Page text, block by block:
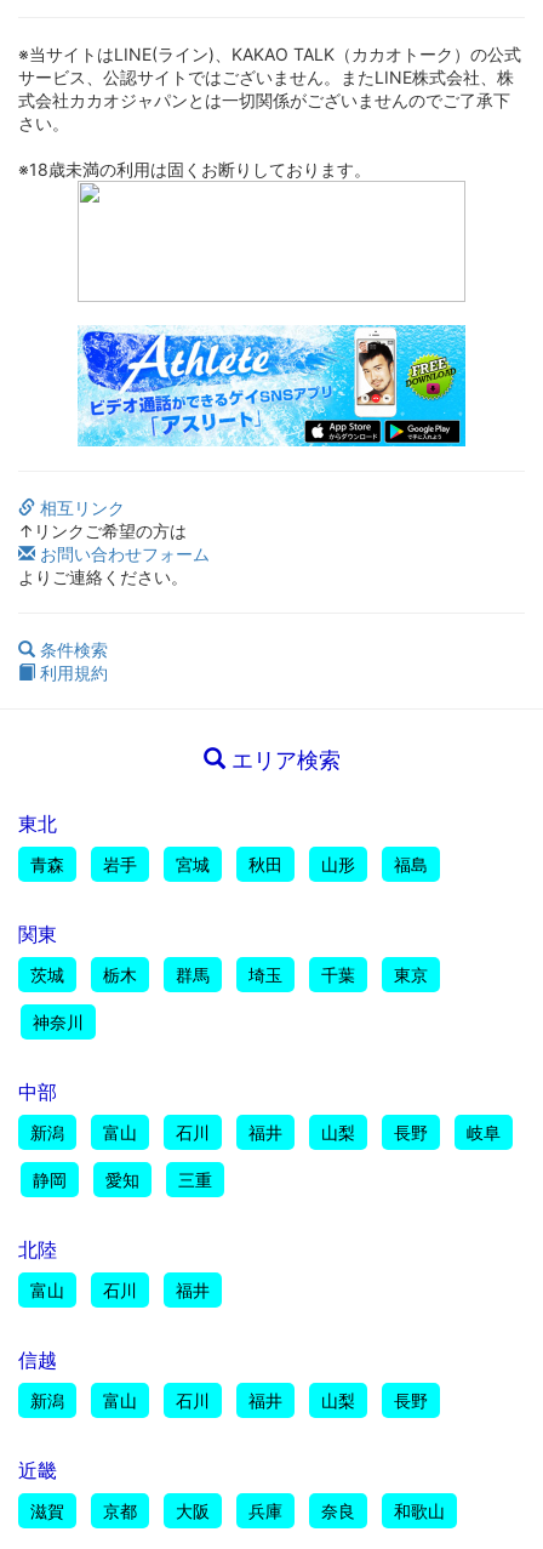
※当サイトはLINE(ライン)、KAKAO TALK（カカオトーク）の公式
サービス、公認サイトではございません。またLINE株式会社、株
式会社カカオジャパンとは一切関係がございませんのでご了承下
さい。
※18歳未満の利用は固くお断りしております。
相互リンク
↑リンクご希望の方は
お問い合わせフォーム
よりご連絡ください。
条件検索
利用規約
エリア検索
東北
青森 岩手 宮城 秋田 山形 福島
関東
茨城 栃木 群馬 埼玉 千葉 東京
神奈川
中部
新潟 富山 石川 福井 山梨 長野 岐阜
静岡 愛知 三重
北陸
富山 石川 福井
信越
新潟 富山 石川 福井 山梨 長野
近畿
滋賀 京都 大阪 兵庫 奈良 和歌山